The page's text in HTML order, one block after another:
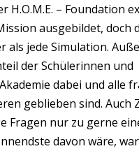
H.O.M.E. – Foundation
ausgebildet, doch
als jede Simulation.
der Schülerinnen und
dabei und alle
geblieben sind. Auch
Fragen nur zu gerne
davon wäre,